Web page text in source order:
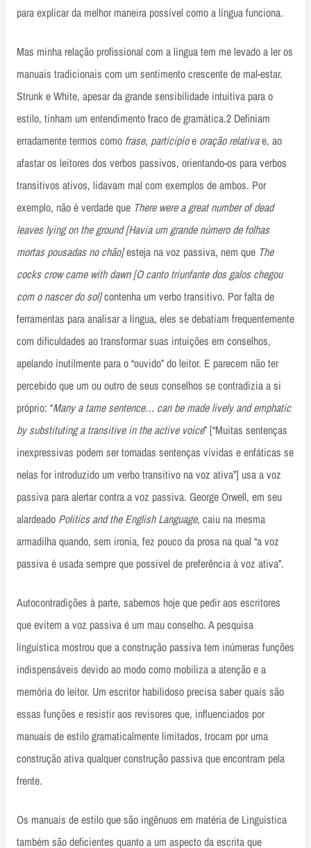
para explicar da melhor maneira possível como a língua funciona.
Mas minha relação profissional com a língua tem me levado a ler os
manuais tradicionais com um sentimento crescente de mal-estar.
Strunk e White, apesar da grande sensibilidade intuitiva para o
estilo, tinham um entendimento fraco de gramática.2 Definiam
erradamente termos como frase, particípioe oração relativae, ao
afastar os leitores dos verbos passivos, orientando-os para verbos
transitivos ativos, lidavam mal com exemplos de ambos. Por
exemplo, não é verdade que There were a great number of dead
leaves lying on the ground [Havia um grande número de folhas
mortas pousadas no chão]esteja na voz passiva, nem que The
cocks crow came with dawn [O canto triunfante dos galos chegou
com o nascer do sol]contenha um verbo transitivo. Por falta de
ferramentas para analisar a língua, eles se debatiam frequentemente
com dificuldades ao transformar suas intuições em conselhos,
apelando inutilmente para o “ouvido” do leitor. E parecem não ter
percebido que um ou outro de seus conselhos se contradizia a si
próprio: “Many a tame sentence… can be made lively and emphatic
by substituting a transitive in the active voice” [“Muitas sentenças
inexpressivas podem ser tornadas sentenças vívidas e enfáticas se
nelas for introduzido um verbo transitivo na voz ativa”] usa a voz
passiva para alertar contra a voz passiva. George Orwell, em seu
alardeado Politics and the English Language, caiu na mesma
armadilha quando, sem ironia, fez pouco da prosa na qual “a voz
passiva é usada sempre que possível de preferência à voz ativa”.
Autocontradições à parte, sabemos hoje que pedir aos escritores
que evitem a voz passiva é um mau conselho. A pesquisa
linguística mostrou que a construção passiva tem inúmeras funções
indispensáveis devido ao modo como mobiliza a atenção e a
memória do leitor. Um escritor habilidoso precisa saber quais são
essas funções e resistir aos revisores que, influenciados por
manuais de estilo gramaticalmente limitados, trocam por uma
construção ativa qualquer construção passiva que encontram pela
frente.
Os manuais de estilo que são ingênuos em matéria de Linguística
também são deficientes quanto a um aspecto da escrita que